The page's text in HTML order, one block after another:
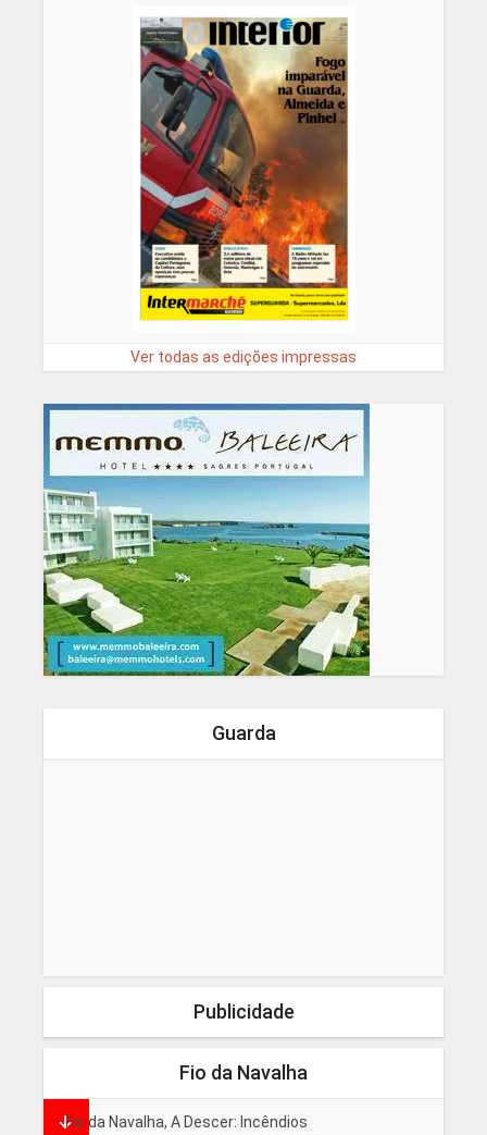
Ver todas as edições impressas
Guarda
Publicidade
Fio da Navalha
Fio da Navalha, A Descer: Incêndios